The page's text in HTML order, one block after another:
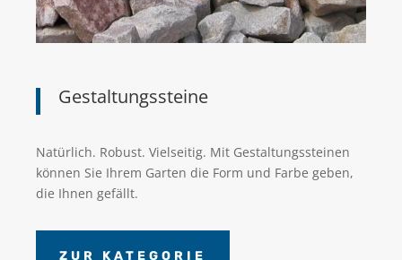
Gestaltungssteine
Natürlich. Robust. Vielseitig. Mit Gestaltungssteinen
können Sie Ihrem Garten die Form und Farbe geben,
die Ihnen gefällt.
ZUR KATEGORIE